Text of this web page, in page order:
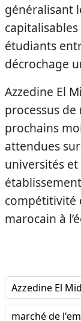
généralisant
étudiants
décrochage
Azzedine El
processus
prochains
attendues
universités
compétitivité
marocain à
Azzedine El
marché de